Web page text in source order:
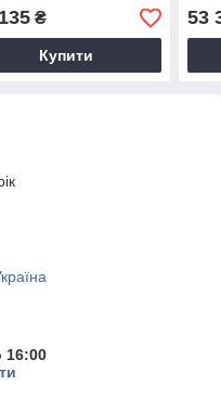
₴
Купити
53
16:00